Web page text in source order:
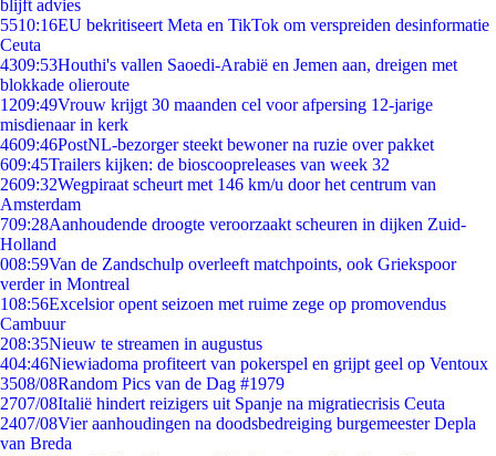
blijft advies
5510:16EU bekritiseert Meta en TikTok om verspreiden desinformatie
Ceuta
4309:53Houthi's vallen Saoedi-Arabië en Jemen aan, dreigen met
blokkade olieroute
1209:49Vrouw krijgt 30 maanden cel voor afpersing 12-jarige
misdienaar in kerk
4609:46PostNL-bezorger steekt bewoner na ruzie over pakket
609:45Trailers kijken: de bioscoopreleases van week 32
2609:32Wegpiraat scheurt met 146 km/u door het centrum van
Amsterdam
709:28Aanhoudende droogte veroorzaakt scheuren in dijken Zuid-
Holland
008:59Van de Zandschulp overleeft matchpoints, ook Griekspoor
verder in Montreal
108:56Excelsior opent seizoen met ruime zege op promovendus
Cambuur
208:35Nieuw te streamen in augustus
404:46Niewiadoma profiteert van pokerspel en grijpt geel op Ventoux
3508/08Random Pics van de Dag #1979
2707/08Italië hindert reizigers uit Spanje na migratiecrisis Ceuta
2407/08Vier aanhoudingen na doodsbedreiging burgemeester Depla
van Breda